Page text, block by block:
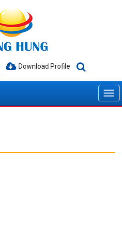
Download Profile